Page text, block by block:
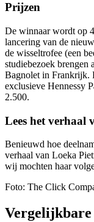
Prijzen
De winnaar wordt op
lancering van de
de wisseltrofee (een
studiebezoek brengen
Bagnolet in Frankrijk.
exclusieve Hennessy
2.500.
Lees het verhaal
Benieuwd hoe
verhaal van Loeka
wij mochten haar
Foto: The Click